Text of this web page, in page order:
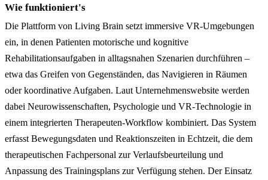
Wie funktioniert's
Die Plattform von Living Brain setzt immersive VR-Umgebungen
ein, in denen Patienten motorische und kognitive
Rehabilitationsaufgaben in alltagsnahen Szenarien durchführen –
etwa das Greifen von Gegenständen, das Navigieren in Räumen
oder koordinative Aufgaben. Laut Unternehmenswebsite werden
dabei Neurowissenschaften, Psychologie und VR-Technologie in
einem integrierten Therapeuten-Workflow kombiniert. Das System
erfasst Bewegungsdaten und Reaktionszeiten in Echtzeit, die dem
therapeutischen Fachpersonal zur Verlaufsbeurteilung und
Anpassung des Trainingsplans zur Verfügung stehen. Der Einsatz